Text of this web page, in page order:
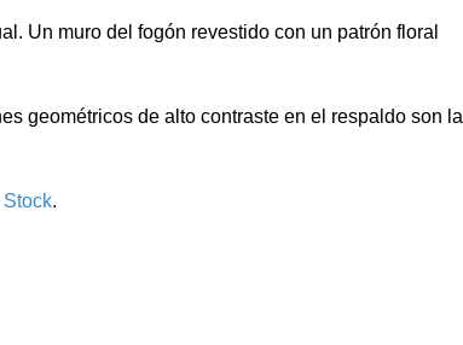
Un muro del fogón revestido con un patrón floral
geométricos de alto contraste en el respaldo son la
.